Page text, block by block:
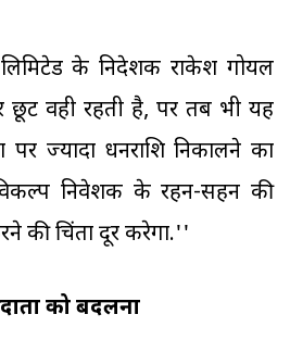
लिमिटेड के निदेशक राकेश गोयल
वही रहती है, पर तब भी यह
पर ज्यादा धनराशि निकालने का
निवेशक के रहन-सहन की
की चिंता दूर करेगा.''
को बदलना